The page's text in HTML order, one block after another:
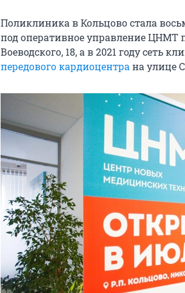
Поликлиника в Кольцово стала
под оперативное управление ЦНМТ
Воеводского, 18, а в 2021 году сеть
передового кардиоцентра на улице